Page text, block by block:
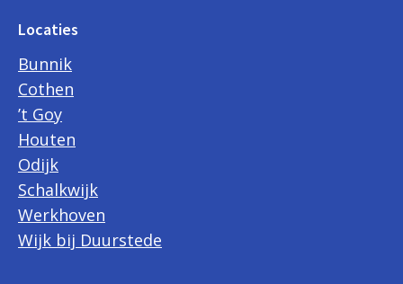
Locaties
Bunnik
Cothen
’t Goy
Houten
Odijk
Schalkwijk
Werkhoven
Wijk bij Duurstede